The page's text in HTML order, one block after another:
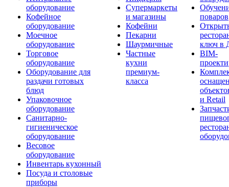
оборудование
Кофейное
оборудование
Моечное
оборудование
Торговое
оборудование
Оборудование для
раздачи готовых
блюд
Упаковочное
оборудование
Санитарно-
гигиеническое
оборудование
Весовое
оборудование
Инвентарь кухонный
Посуда и столовые
приборы
Супермаркеты
и магазины
Кофейни
Пекарни
Шаурмичные
Частные
кухни
премиум-
класса
поваров
ключ в
BIM-
и Retail